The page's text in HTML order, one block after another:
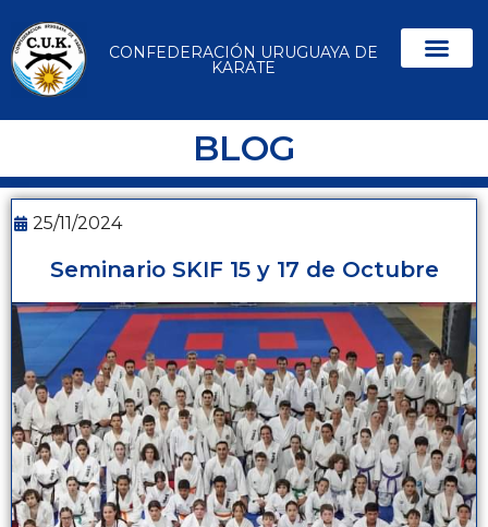
CONFEDERACIÓN URUGUAYA DE
KARATE
BLOG
25/11/2024
Seminario SKIF 15 y 17 de Octubre